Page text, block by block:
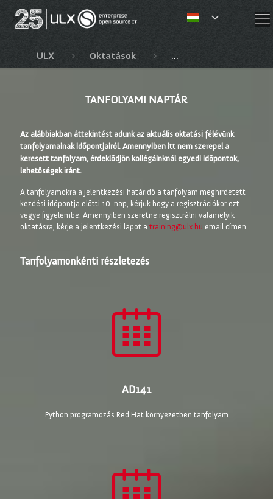
✕
ULX Oktatások Tanfolyami naptár
TANFOLYAMI NAPTÁR
Az alábbiakban áttekintést adunk az aktuális oktatási félévünk
tanfolyamainak időpontjairól. Amennyiben itt nem szerepel a
keresett tanfolyam, érdeklődjön kollégáinknál egyedi időpontok,
lehetőségek iránt.
A tanfolyamokra a jelentkezési határidő a tanfolyam meghirdetett
kezdési időpontja előtti 10. nap, kérjük hogy a regisztrációkor ezt
vegye figyelembe. Amennyiben szeretne regisztrálni valamelyik
oktatásra, kérje a jelentkezési lapot a training@ulx.hu email címen.
Tanfolyamonkénti részletezés
AD141
Python programozás Red Hat környezetben tanfolyam